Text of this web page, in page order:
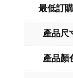
最低訂
產品尺
產品顏